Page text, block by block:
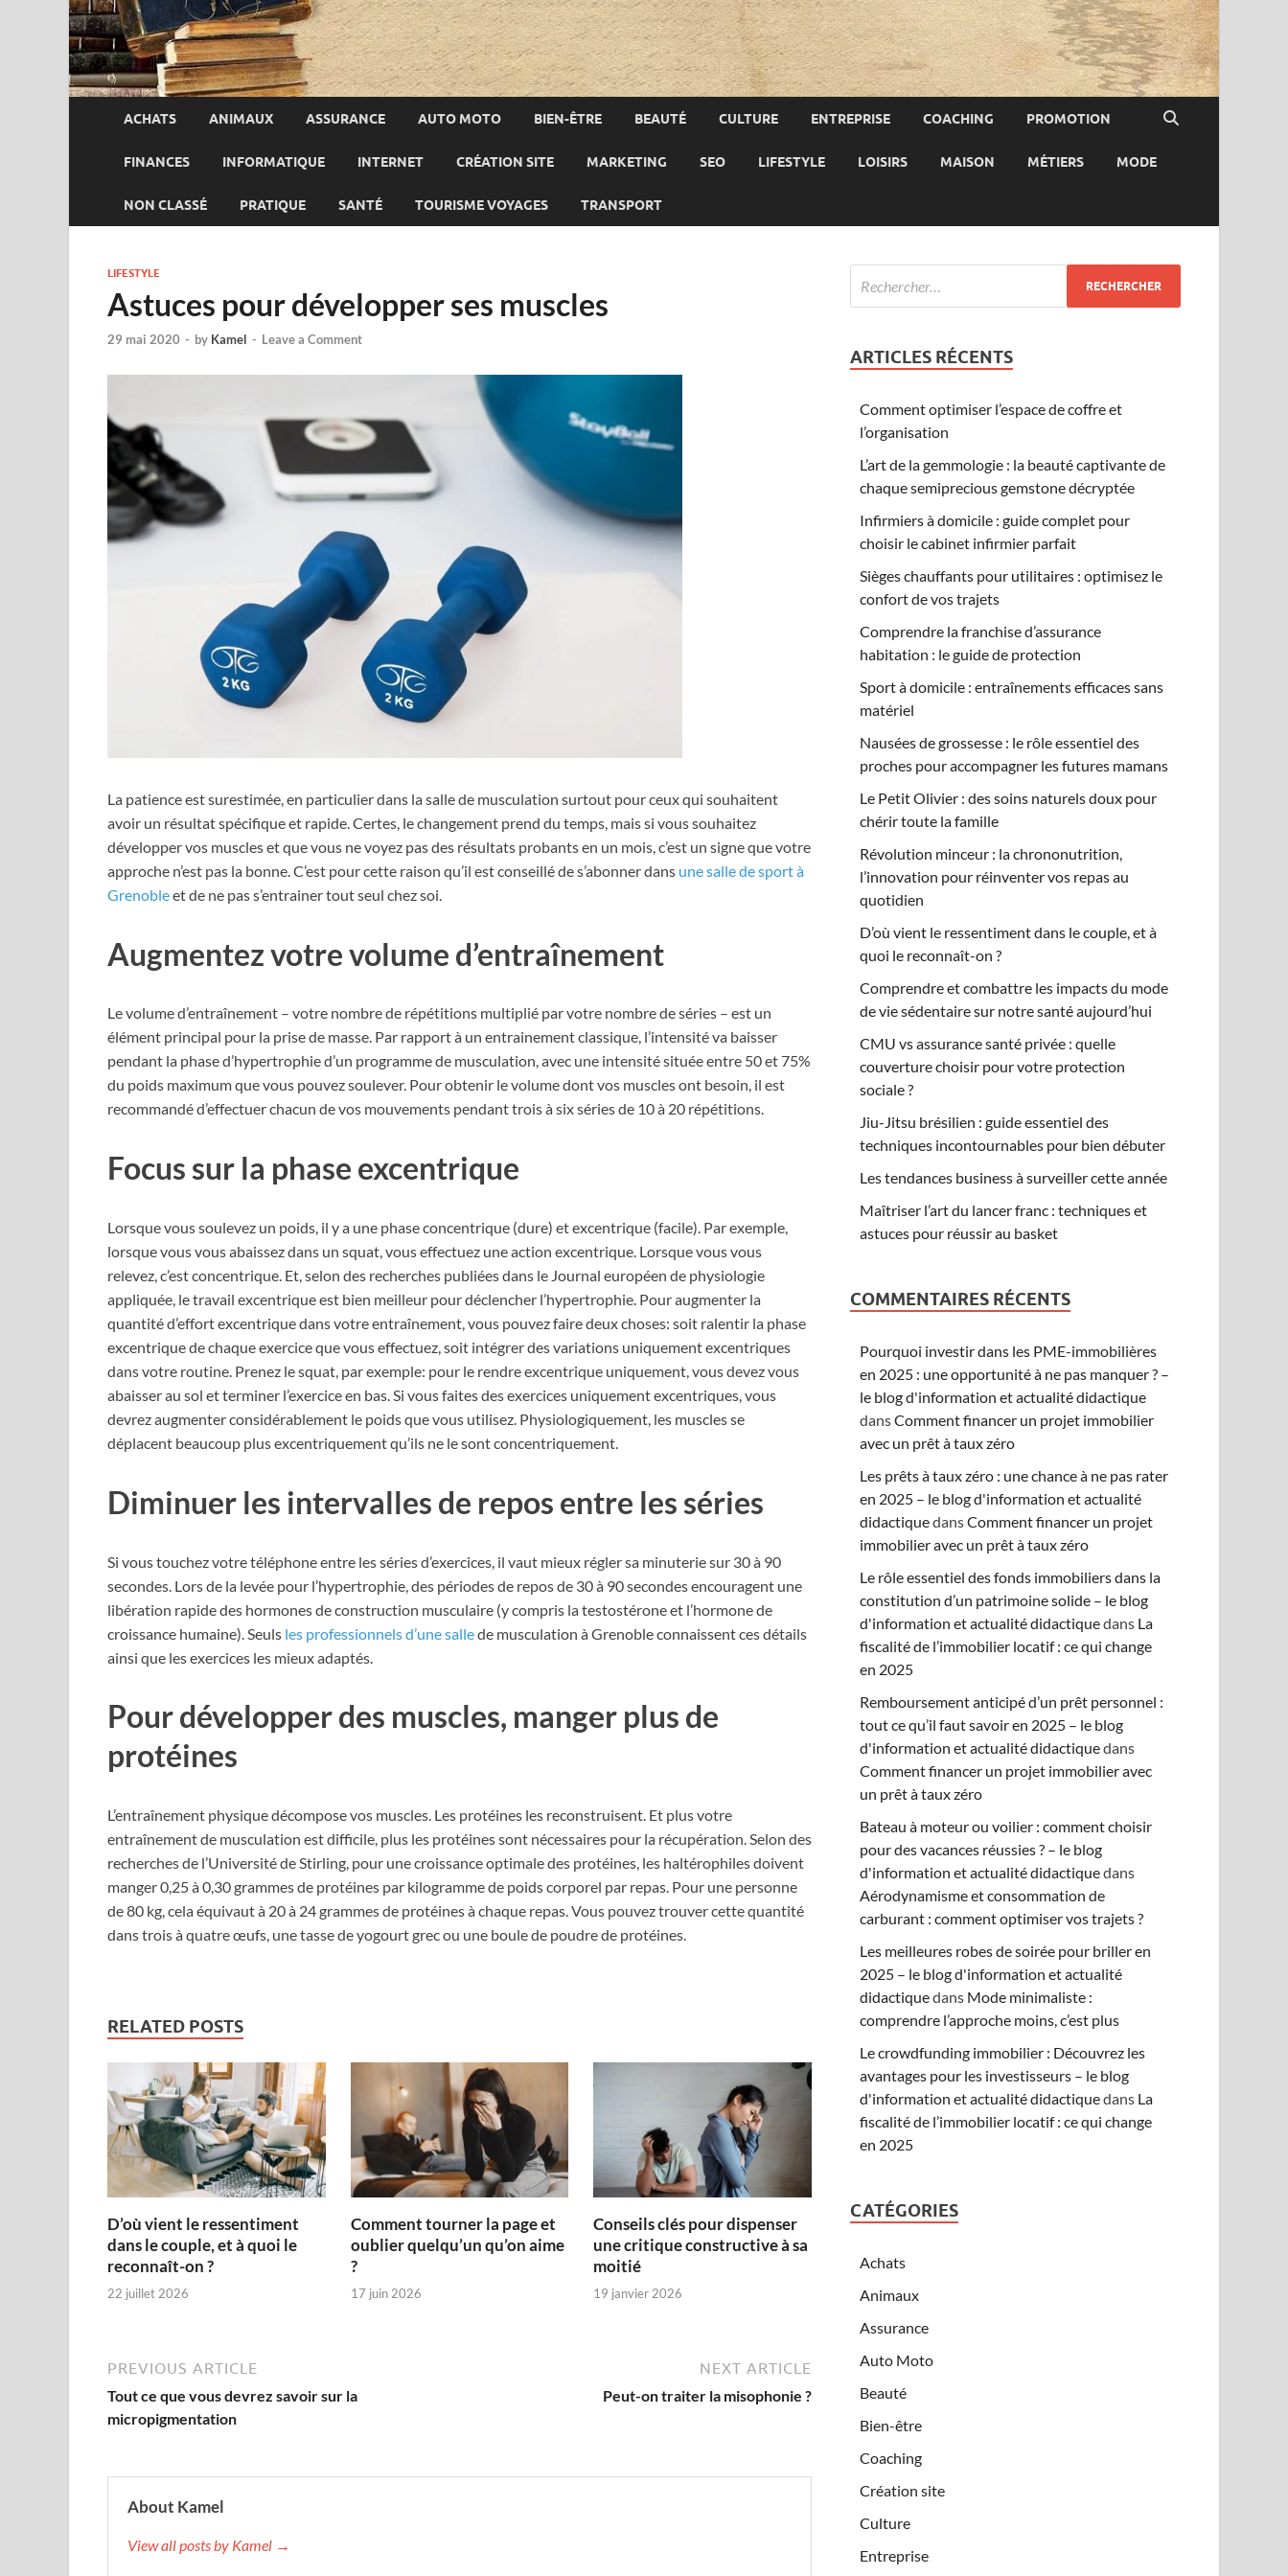
ACHATS ANIMAUX ASSURANCE AUTO MOTO BIEN-ÊTRE BEAUTÉ CULTURE ENTREPRISE COACHING PROMOTION
FINANCES INFORMATIQUE INTERNET CRÉATION SITE MARKETING SEO LIFESTYLE LOISIRS MAISON MÉTIERS MODE
NON CLASSÉ PRATIQUE SANTÉ TOURISME VOYAGES TRANSPORT
LIFESTYLE
Astuces pour développer ses muscles
29 mai 2020 - by Kamel - Leave a Comment
La patience est surestimée, en particulier dans la salle de musculation surtout pour ceux qui souhaitent
avoir un résultat spécifique et rapide. Certes, le changement prend du temps, mais si vous souhaitez
développer vos muscles et que vous ne voyez pas des résultats probants en un mois, c’est un signe que votre
approche n’est pas la bonne.C’est pour cette raison qu’il est conseillé de s’abonner dans une salle de sport à
Grenobleet de ne pas s’entrainer tout seul chez soi.
Augmentez votre volume d’entraînement
Le volume d’entraînement – votre nombre de répétitions multiplié par votre nombre de séries – est un
élément principal pour la prise de masse. Par rapport à un entrainement classique, l’intensité va baisser
pendant la phase d’hypertrophie d’un programme de musculation, avec une intensité située entre 50 et 75%
du poids maximum que vous pouvez soulever. Pour obtenir le volume dont vos muscles ont besoin, il est
recommandé d’effectuer chacun de vos mouvements pendant trois à six séries de 10 à 20 répétitions.
Focus sur la phase excentrique
Lorsque vous soulevez un poids, il y a une phase concentrique (dure) et excentrique (facile). Par exemple,
lorsque vous vous abaissez dans un squat, vous effectuez une action excentrique. Lorsque vous vous
relevez, c’est concentrique. Et, selon des recherches publiées dans le Journal européen de physiologie
appliquée, le travail excentrique est bien meilleur pour déclencher l’hypertrophie. Pour augmenter la
quantité d’effort excentrique dans votre entraînement, vous pouvez faire deux choses: soit ralentir la phase
excentrique de chaque exercice que vous effectuez, soit intégrer des variations uniquement excentriques
dans votre routine. Prenez le squat, par exemple: pour le rendre excentrique uniquement, vous devez vous
abaisser au sol et terminer l’exercice en bas. Si vous faites des exercices uniquement excentriques, vous
devrez augmenter considérablement le poids que vous utilisez. Physiologiquement, les muscles se
déplacent beaucoup plus excentriquement qu’ils ne le sont concentriquement.
Diminuer les intervalles de repos entre les séries
Si vous touchez votre téléphone entre les séries d’exercices, il vaut mieux régler sa minuterie sur 30 à 90
secondes. Lors de la levée pour l’hypertrophie, des périodes de repos de 30 à 90 secondes encouragent une
libération rapide des hormones de construction musculaire (y compris la testostérone et l’hormone de
croissance humaine). Seuls les professionnels d’une sallede musculation à Grenoble connaissent ces détails
ainsi que les exercices les mieux adaptés.
Pour développer des muscles, manger plus de
protéines
L’entraînement physique décompose vos muscles. Les protéines les reconstruisent. Et plus votre
entraînement de musculation est difficile, plus les protéines sont nécessaires pour la récupération. Selon des
recherches de l’Université de Stirling, pour une croissance optimale des protéines, les haltérophiles doivent
manger 0,25 à 0,30 grammes de protéines par kilogramme de poids corporel par repas. Pour une personne
de 80 kg, cela équivaut à 20 à 24 grammes de protéines à chaque repas. Vous pouvez trouver cette quantité
dans trois à quatre œufs, une tasse de yogourt grec ou une boule de poudre de protéines.
RELATED POSTS
D’où vient le ressentiment
dans le couple, et à quoi le
reconnaît-on ?
22 juillet 2026
Comment tourner la page et
oublier quelqu’un qu’on aime
?
17 juin 2026
Conseils clés pour dispenser
une critique constructive à sa
moitié
19 janvier 2026
PREVIOUS ARTICLE
Tout ce que vous devrez savoir sur la
micropigmentation
NEXT ARTICLE
Peut-on traiter la misophonie ?
About Kamel
View all posts by Kamel →
ARTICLES RÉCENTS
Comment optimiser l’espace de coffre et
l’organisation
L’art de la gemmologie : la beauté captivante de
chaque semiprecious gemstone décryptée
Infirmiers à domicile : guide complet pour
choisir le cabinet infirmier parfait
Sièges chauffants pour utilitaires : optimisez le
confort de vos trajets
Comprendre la franchise d’assurance
habitation : le guide de protection
Sport à domicile : entraînements efficaces sans
matériel
Nausées de grossesse : le rôle essentiel des
proches pour accompagner les futures mamans
Le Petit Olivier : des soins naturels doux pour
chérir toute la famille
Révolution minceur : la chrononutrition,
l’innovation pour réinventer vos repas au
quotidien
D’où vient le ressentiment dans le couple, et à
quoi le reconnaît-on ?
Comprendre et combattre les impacts du mode
de vie sédentaire sur notre santé aujourd’hui
CMU vs assurance santé privée : quelle
couverture choisir pour votre protection
sociale ?
Jiu-Jitsu brésilien : guide essentiel des
techniques incontournables pour bien débuter
Les tendances business à surveiller cette année
Maîtriser l’art du lancer franc : techniques et
astuces pour réussir au basket
COMMENTAIRES RÉCENTS
Pourquoi investir dans les PME-immobilières
en 2025 : une opportunité à ne pas manquer ? –
le blog d'information et actualité didactique
dansComment financer un projet immobilier
avec un prêt à taux zéro
Les prêts à taux zéro : une chance à ne pas rater
en 2025 – le blog d'information et actualité
didactiquedansComment financer un projet
immobilier avec un prêt à taux zéro
Le rôle essentiel des fonds immobiliers dans la
constitution d’un patrimoine solide – le blog
d'information et actualité didactiquedans La
fiscalité de l’immobilier locatif : ce qui change
en 2025
Remboursement anticipé d’un prêt personnel :
tout ce qu’il faut savoir en 2025 – le blog
d'information et actualité didactiquedans
Comment financer un projet immobilier avec
un prêt à taux zéro
Bateau à moteur ou voilier : comment choisir
pour des vacances réussies ? – le blog
d'information et actualité didactiquedans
Aérodynamisme et consommation de
carburant : comment optimiser vos trajets ?
Les meilleures robes de soirée pour briller en
2025 – le blog d'information et actualité
didactiquedans Mode minimaliste :
comprendre l’approche moins, c’est plus
Le crowdfunding immobilier : Découvrez les
avantages pour les investisseurs – le blog
d'information et actualité didactiquedans La
fiscalité de l’immobilier locatif : ce qui change
en 2025
CATÉGORIES
Achats
Animaux
Assurance
Auto Moto
Beauté
Bien-être
Coaching
Création site
Culture
Entreprise